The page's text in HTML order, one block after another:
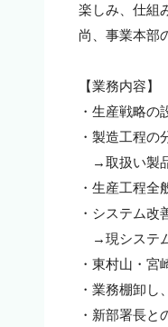
楽しみ、仕組
尚、事業本部
【業務内容】
・生産戦略の
・製造工程の
→取扱い製品
・生産工程全
・システム改
→現システ
・東村山・
・業務棚卸し
・新部署長と